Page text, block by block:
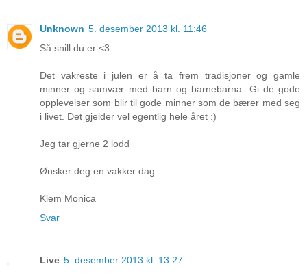
Unknown 5. desember 2013 kl. 11:46
Så snill du er <3
Det vakreste i julen er å ta frem tradisjoner og gamle
minner og samvær med barn og barnebarna. Gi de gode
opplevelser som blir til gode minner som de bærer med seg
i livet. Det gjelder vel egentlig hele året :)
Jeg tar gjerne 2 lodd
Ønsker deg en vakker dag
Klem Monica
Svar
Live 5. desember 2013 kl. 13:27